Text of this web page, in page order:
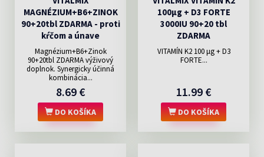
MAGNÉZIUM+B6+ZINOK
90+20tbl ZDARMA - proti
kŕčom a únave
Magnézium+B6+Zinok
90+20tbl ZDARMA výživový
doplnok. Synergicky účinná
kombinácia...
8.69 €
DO KOŠÍKA
100µg + D3 FORTE
3000IU 90+20 tbl
ZDARMA
VITAMÍN K2 100 μg + D3
FORTE...
11.99 €
DO KOŠÍKA